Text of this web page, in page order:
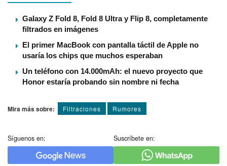
Galaxy Z Fold 8, Fold 8 Ultra y Flip 8, completamente
filtrados en imágenes
El primer MacBook con pantalla táctil de Apple no
usaría los chips que muchos esperaban
Un teléfono con 14.000mAh: el nuevo proyecto que
Honor estaría probando sin nombre ni fecha
Mira más sobre: Filtraciones Rumores
Síguenos en: Suscríbete en: